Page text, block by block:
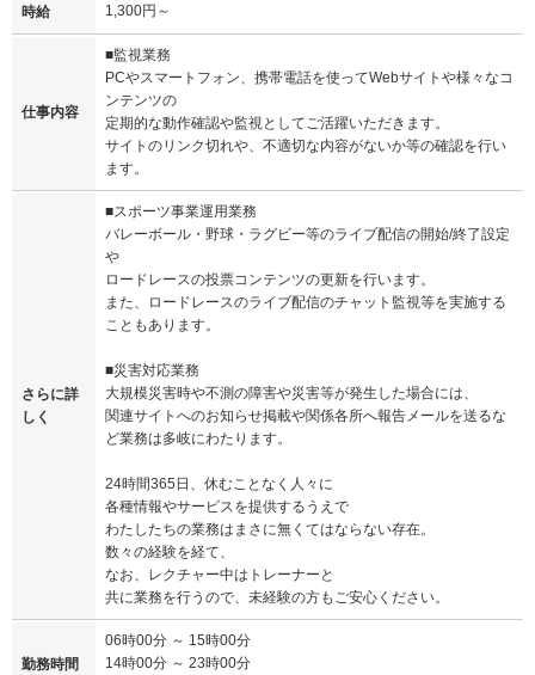
時給 1,300円～
仕事内容
■監視業務
PCやスマートフォン、携帯電話を使ってWebサイトや様々なコ
ンテンツの
定期的な動作確認や監視としてご活躍いただきます。
サイトのリンク切れや、不適切な内容がないか等の確認を行い
ます。
さらに詳
しく
■スポーツ事業運用業務
バレーボール・野球・ラグビー等のライブ配信の開始/終了設定
や
ロードレースの投票コンテンツの更新を行います。
また、ロードレースのライブ配信のチャット監視等を実施する
こともあります。
■災害対応業務
大規模災害時や不測の障害や災害等が発生した場合には、
関連サイトへのお知らせ掲載や関係各所へ報告メールを送るな
ど業務は多岐にわたります。
24時間365日、休むことなく人々に
各種情報やサービスを提供するうえで
わたしたちの業務はまさに無くてはならない存在。
数々の経験を経て、
なお、レクチャー中はトレーナーと
共に業務を行うので、未経験の方もご安心ください。
勤務時間
06時00分 ～ 15時00分
14時00分 ～ 23時00分